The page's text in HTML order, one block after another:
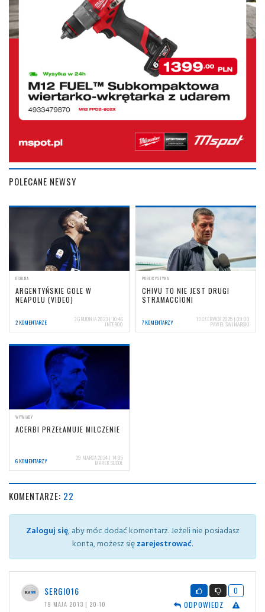
POLECANE NEWSY
OGÓLNA
ARGENTYŃSKIE GOLE W
NEAPOLU (VIDEO)
2 KOMENTARZE 3 GRUDNIA 2023 | 10:46
INTER00
PUBLICYSTYKA
CHIVU TO NIE JEST DRUGI
STRAMACCIONI
7 KOMENTARZY 13 CZERWCA 2025 | 09:00
PAWEŁ ŚWINARSKI
WYWIADY
ACERBI PRZEŁAMUJE MILCZENIE
6 KOMENTARZY 29 MARCA 2024 | 14:05
MAREK SUDOŁ
KOMENTARZE: 22
Zaloguj się, aby móc dodać komentarz. Jeżeli nie posiadasz
konta, możesz sięzarejestrować.
SERGIO16
19 MAJA 2013 | 20:10
0
ODPOWIEDZ